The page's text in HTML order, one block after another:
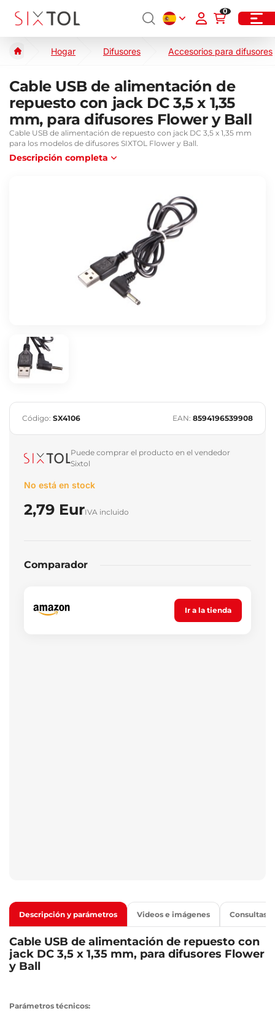
0
Hogar Difusores Accesorios para difusores
Cable USB de alimentación de
repuesto con jack DC 3,5 x 1,35
mm, para difusores Flower y Ball
Cable USB de alimentación de repuesto con jack DC 3,5 x 1,35 mm
para los modelos de difusores SIXTOL Flower y Ball.
Descripción completa
Código: SX4106 EAN: 8594196539908
Puede comprar el producto en el vendedor
Sixtol
No está en stock
2,79 EurIVA incluido
Comparador
Ir a la tienda
Descripción y parámetros Videos e imágenes Consultas
Cable USB de alimentación de repuesto con
jack DC 3,5 x 1,35 mm, para difusores Flower
y Ball
Parámetros técnicos: